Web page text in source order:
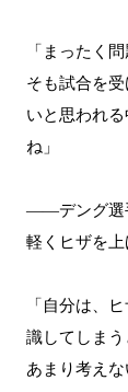
「まったく
そも試合を
いと思われ
ね」
――デング選
軽くヒザを上
「自分は、
識してしま
あまり考えな